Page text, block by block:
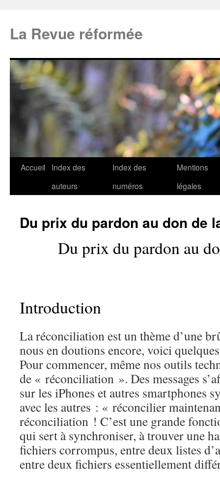
La Revue réformée
Accueil
Index des
auteurs
Index des
numéros
Mentions
légales
Du prix du pardon au don de
Du prix du pardon au
Introduction
La réconciliation est un thème d’une
nous en doutions encore, voici
Pour commencer, même nos outils
de « réconciliation ». Des messages
sur les iPhones et autres smartphones
avec les autres : « réconcilier
réconciliation ! C’est une grande
qui sert à synchroniser, à trouver une
fichiers corrompus, entre deux listes
entre deux fichiers essentiellement